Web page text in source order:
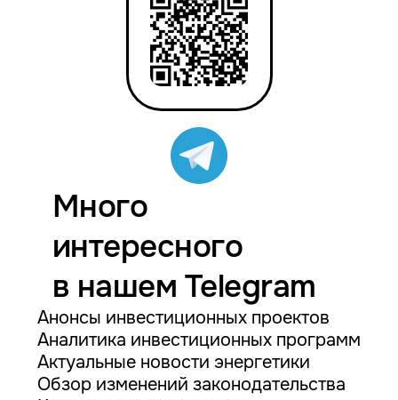
Много
интересного
в нашем Telegram
Анонсы инвестиционных проектов
Аналитика инвестиционных программ
Актуальные новости энергетики
Обзор изменений законодательства